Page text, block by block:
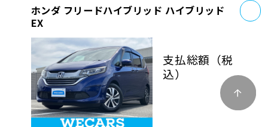
ホンダ フリードハイブリッド ハイブリッド
EX
支払総額 （税
込）